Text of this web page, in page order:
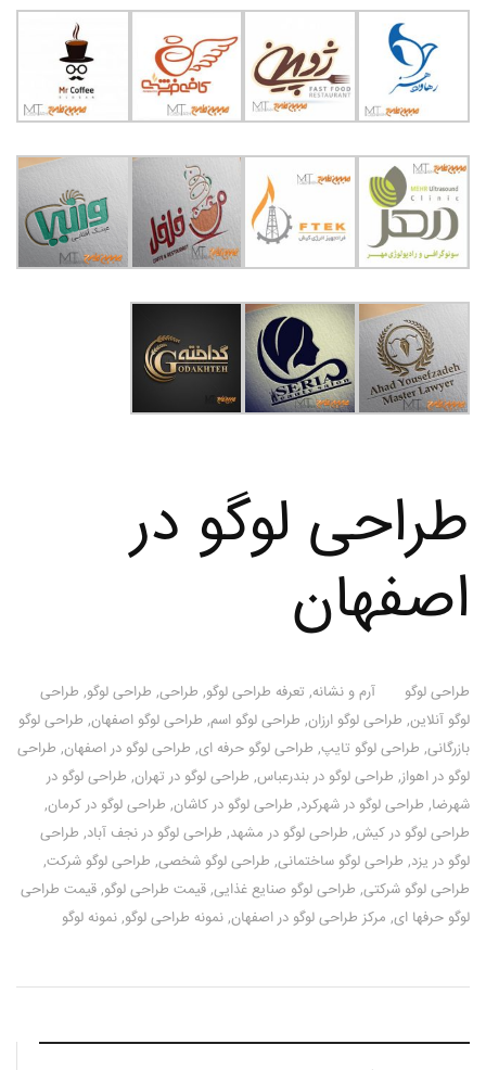
طراحی لوگو در
اصفهان
طراحی لوگو آرم و نشانه, تعرفه طراحی لوگو, طراحی, طراحی لوگو, طراحی
لوگو آنلاین, طراحی لوگو ارزان, طراحی لوگو اسم, طراحی لوگو اصفهان, طراحی لوگو
بازرگانی, طراحی لوگو تایپ, طراحی لوگو حرفه ای, طراحی لوگو در اصفهان, طراحی
لوگو در اهواز, طراحی لوگو در بندرعباس, طراحی لوگو در تهران, طراحی لوگو در
شهرضا, طراحی لوگو در شهرکرد, طراحی لوگو در کاشان, طراحی لوگو در کرمان,
طراحی لوگو در کیش, طراحی لوگو در مشهد, طراحی لوگو در نجف آباد, طراحی
لوگو در یزد, طراحی لوگو ساختمانی, طراحی لوگو شخصی, طراحی لوگو شرکت,
طراحی لوگو شرکتی, طراحی لوگو صنایع غذایی, قیمت طراحی لوگو, قیمت طراحی
لوگو حرفها ای, مرکز طراحی لوگو در اصفهان, نمونه طراحی لوگو, نمونه لوگو